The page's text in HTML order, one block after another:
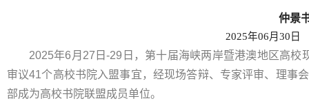
仲景
2025年06月30日
2025年6月27日-29日，第十届海峡两岸暨港澳地区高
审议41个高校书院入盟事宜，经现场答辩、专家评审、理事
部成为高校书院联盟成员单位。